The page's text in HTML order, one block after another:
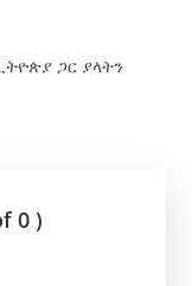
ጋር ያላትን
0 )